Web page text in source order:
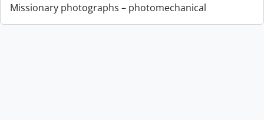
Missionary photographs – photomechanical